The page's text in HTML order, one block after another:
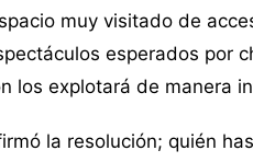
muy visitado de
esperados por
los explotará de manera
la resolución; quién